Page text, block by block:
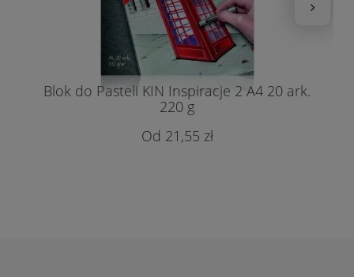
Blok do Pasteli KIN Inspiracje 2 A4 20 ark.
220 g
21,55 zł